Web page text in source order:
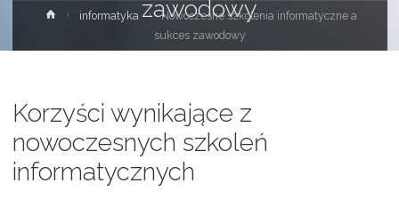
zawodowy
Stronainformatyka
Nowoczesne szkolenia informatyczne a
sukces zawodowy
Korzyści wynikające z
nowoczesnych szkoleń
informatycznych